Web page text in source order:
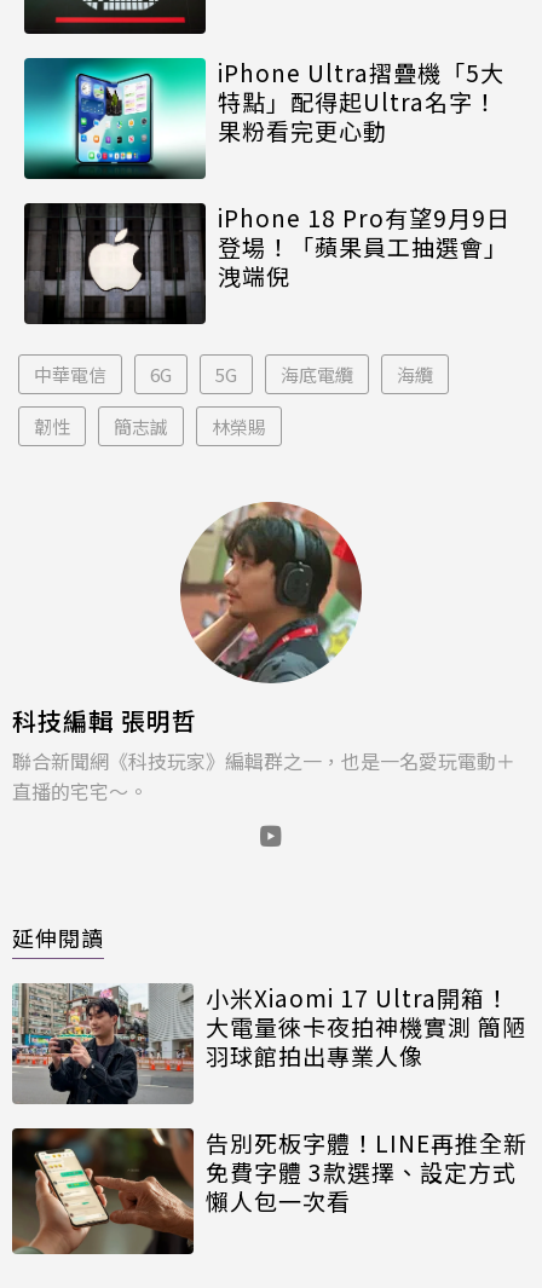
iPhone Ultra摺疊機「5大
特點」配得起Ultra名字！
果粉看完更心動
iPhone 18 Pro有望9月9日
登場！「蘋果員工抽選會」
洩端倪
中華電信 6G 5G 海底電纜 海纜
韌性 簡志誠 林榮賜
科技編輯 張明哲
聯合新聞網《科技玩家》編輯群之一，也是一名愛玩電動＋
直播的宅宅～。
延伸閱讀
小米Xiaomi 17 Ultra開箱！
大電量徠卡夜拍神機實測 簡陋
羽球館拍出專業人像
告別死板字體！LINE再推全新
免費字體 3款選擇、設定方式
懶人包一次看